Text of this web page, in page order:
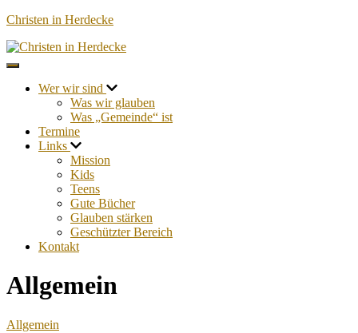
Christen in Herdecke
Navigation umschalten
Wer wir sind
Was wir glauben
Was „Gemeinde“ ist
Termine
Links
Mission
Kids
Teens
Gute Bücher
Glauben stärken
Geschützter Bereich
Kontakt
Allgemein
Allgemein